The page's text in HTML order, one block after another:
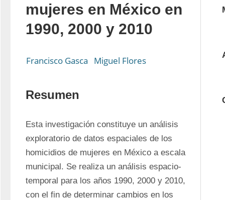
mujeres en México en
1990, 2000 y 2010
Francisco Gasca Miguel Flores
Resumen
Esta investigación constituye un análisis
exploratorio de datos espaciales de los
homicidios de mujeres en México a escala
municipal. Se realiza un análisis espacio-
temporal para los años 1990, 2000 y 2010,
con el fin de determinar cambios en los